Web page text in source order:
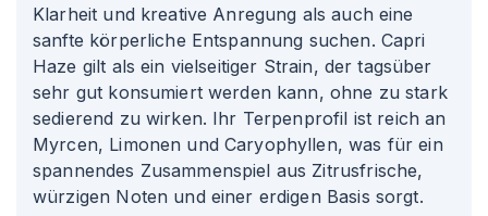
Klarheit und kreative Anregung als auch eine
sanfte körperliche Entspannung suchen. Capri
Haze gilt als ein vielseitiger Strain, der tagsüber
sehr gut konsumiert werden kann, ohne zu stark
sedierend zu wirken. Ihr Terpenprofil ist reich an
Myrcen, Limonen und Caryophyllen, was für ein
spannendes Zusammenspiel aus Zitrusfrische,
würzigen Noten und einer erdigen Basis sorgt.